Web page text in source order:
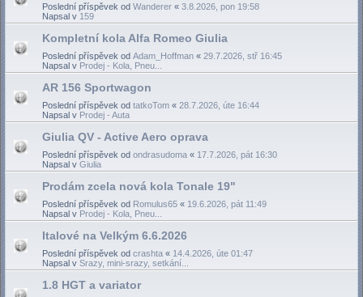
Poslední příspěvek od Wanderer « 3.8.2026, pon 19:58
Napsal v 159
Kompletní kola Alfa Romeo Giulia
Poslední příspěvek od Adam_Hoffman « 29.7.2026, stř 16:45
Napsal v Prodej - Kola, Pneu...
AR 156 Sportwagon
Poslední příspěvek od tatkoTom « 28.7.2026, úte 16:44
Napsal v Prodej - Auta
Giulia QV - Active Aero oprava
Poslední příspěvek od ondrasudoma « 17.7.2026, pát 16:30
Napsal v Giulia
Prodám zcela nová kola Tonale 19"
Poslední příspěvek od Romulus65 « 19.6.2026, pát 11:49
Napsal v Prodej - Kola, Pneu...
Italové na Velkým 6.6.2026
Poslední příspěvek od crashta « 14.4.2026, úte 01:47
Napsal v Srazy, mini-srazy, setkání...
1.8 HGT a variator